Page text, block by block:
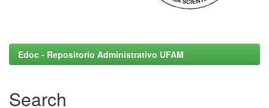
Edoc - Repositorio Administrativo UFAM
Search